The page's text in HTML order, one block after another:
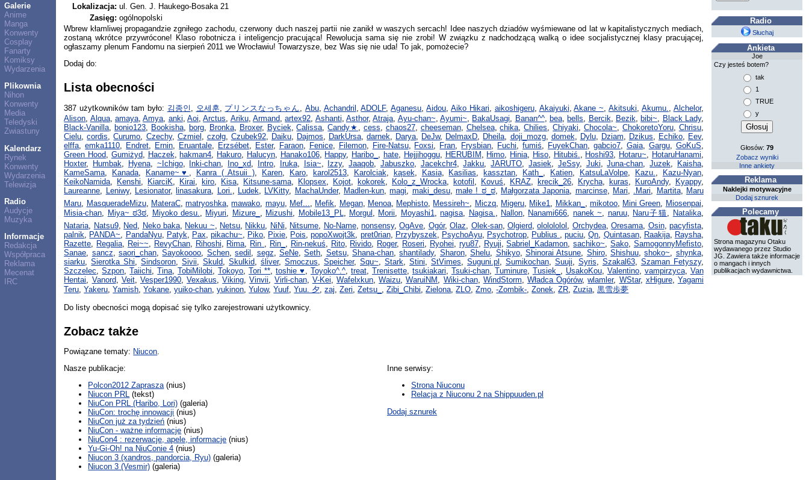
Galerie
Anime
Manga
Konwenty
Cosplay
Fanarty
Komiksy
Wydarzenia
Plikownia
Nihon
Konwenty
Media
Teledyski
Zwiastuny
Kalendarz
Rynek
Konwenty
Wydarzenia
Telewizja
Radio
Audycje
Muzyka
Informacje
Redakcja
Współpraca
Reklama
Mecenat
IRC
Lokalizacja: ul. Gen. J. Haukego-Bosaka 21
Zasięg: ogólnopolski
Wbrew kłamliwej propagandzie zgniłego zachodu, czerwony duch naszej partii nie zanikł w waszych sercach! Idee naszych dziadów wyśmiewane od lat w kapitalistycznych mediach,
zostaną wkrótce przywrócone! Klaso robotnicza i inteligencjo pracująca! Rewolucja sama się nie zrobi! W związku z nadchodzącą walką o idee socjalistycznej klasy pracującej,
ogłaszamy plenum Fandomu na sierpień 2011 we Wrocławiu! Towarzysze, bez Was się nie uda! To jak, pomożecie?
Dodaj do:
Lista obecności
387 użytkowników tam było: 김종인 오세훈 プリンスなっちゃん Abu, Achandril ,ADOLF,Aganesu ,Aidou Aiko Hikari aikoshigeru, Akaiyuki ,Akane ~ ,Akitsuki Akumu. Alchelor,
Alison Alqua, amaya,Amya anki Aoi ,Arctus Ariku, Armand,artex92 Ashanti Asthor,Atraja Ayu-chan~ Ayumi~ BakaUsagi Banan^^, bea,bells Bercik Bezik ,bibi~ Black Lady,
Black-Vanilla ,bonio123 Bookisha borg, Bronka, Broxer, Byciek ,Calissa ,Candy★ cess chaos27, cheeseman, Chelsea,chika ,Chilies ,Chiyaki ,Chocola~ ChokoretoYoru, Chrisu,
Cielu ,cordis ,Curumo Czechy, Czmiel czołg, Czubek92, Daiku, Dajmos DarkUrsa ,darnek Darya DeJw, DelmaxD Dheila doji_mozg, domek Dylu, Dziam Dzikus Echiko, Eev,
elffa ,emka1110 Endret Ernin Eruantale Erzsébet, Ester, Faraon, Fenice, Filemon, Fire-Natsu, Foxsi Fran Frysbian Fuchi ,fumiś FuyekChan gabcio7 Gaia, Gargu, GoKuS
Green Hood Gumiżyd, Haczek ,hakman4 Hakuro Halucyn, Hanako106, Happy, Haribo_ hate, Hejjihoggu, HERUBIM Himo Hinia Hiso, Hitubiś. Hoshi93 Hotaru~ HotaruHanami
Hoxter, Humbak Hyena, ~Ichigo, Inki-chan Ino_xd Intro Iruka, Isia~ Izzy,Jaaqob Jabuszko, Jacekchr4,Jakku ,JARUTO ,Jasiek JeSsy, Juki ,Juna-chan ,Juzek Kaisha,
KameSama
Kanada Kaname~♥ Kanra ( Atsuii ) Karen Karo karol2513, Karolciak kąsek Kasia, Kasilias ,kassztan Kath_ Katien KatsuLaVolpe, Kazu. Kazu-Nyan,
KeikoNamida
Kenshi KiarciK Kirai ,kiro Kisa Kitsune-sama Klopsex Kojot ,kokorek Kolo_z_Wrocka kotofil Kovuś KRAZ, krecik_26, Krycha, kuras KuroAndy, Kyappy,
Laureanne
Leniwy, Lesionator,linasakura Lori. Ludek LVKitty, MachaUnder, Madlen-kun,magi maki_desu, małe ! ಠ_ಠ, Małgorzata Japonia marcinse, Mari .Mari Martita, Maru
Maru
MasqueradeMizu, MateraC,matryoshka ,mawako mayu, Mef... Mefik Megan, Menoa, Mephisto Messireh~ Miczq, Migeru, Mike1 Mikkan_ mikotoo, Mini Green Miosenpai
Misia-chan
Miya~ ಠ3ಠ Miyoko desu. Miyuri Mizure_ Mizushi Mobile13_PL Morgul Morii Moyashi1 ,nagisa Nagisa. Nallon Nanami666 nanek ~ naruu, Naru子猫 Natalika,
Nataria
Natsu9, Ned Neko baka, Nekuu ~ Netsu Nikku NiNi Nitsume No-Name,nonsensy,OgAve Ogór,Olaz Olek-san, Olgierd,ololololol Orchydea,Oresama Osin, pacyfista,
palnik
PANDA~ PandaNyu, Patyk Pax pikachu~ Piko Pixie Pois ,popoXwojt3k pret0rian, Przybyszek PsychoAyu, Psychotrop, Publius ,puciu ,Qn Quintasan, Raakija, Raysha,
Razette
Regalia Rei~~ RevyChan, Rihoshi Rima Rin Rin_ Rin-nekuś Rito, Rivido Roger, Roseri Ryohei ryu87, Ryuji ,Sabriel_Kadamon ,sachiko~ ,Sako SamogonnyMefisto,
Sanae
sancz ,saori_chan ,Sayokoooo Schen,sedil segz SeNe,Seth Setsu,Shana-chan ,shantilady, Sharon,Shelu Shikyo, Shinorai Atsune Shiro,Shishuu ,shoko~ shynka,
siarku ,Sierotka Shi ,Sindsoron ,Sivii ,Skuld ,Skulkid ,śliver,Smoczus ,Speicher,Squ~ Stark Stini StVimes Suguni.pl Sumikochan, Suuji Syris Szakal63, Szaman Fetyszy,
Szczelec ,Szpon ,Taiichi ,Tina ,TobiMilobi ,Tokoyo ,Tori ** ,toshie ♥ Toyoko^.^, treat, Trenisette, tsukiakari Tsuki-chan, Tuminure, Tusiek_ UsakoKou, Valentino, vampirzyca, Van
Hentai
Vanord, Veit, Vesper1990,Vexakus ,Viking ,Vinvii Virli-chan, V-Kei ,Wafelxkun ,Waizu ,WaruiNM Wiki-chan, WindStorm Władca Ogórów,wlamler, WStar, xHigure, Yagami
Teru ,Yakeru ,Yamish ,Yokane ,yuiko-chan ,yukinon ,Yulow,Yuuf ,Yuu. 夕 ,zaj ,Zeri ,Zetsu_ ,Zibi_Chibi ,Zielona ,ZLO ,Zmo ,-Zombik- ,Zonek ,ZR ,Zuzia ,黒雪歩夢
Do listy obecności mogą dopisać się tylko zarejestrowani użytkownicy.
Zobacz także
Powiązane tematy: Niucon
Nasze publikacje:
Polcon2012 Zaprasza(nius)
Niucon PRL (tekst)
NiuCon PRL (Haribo, Lori) (galeria)
NiuCon: trochę innowacji (nius)
NiuCon już za tydzień (nius)
NiuCon - ważne informacje (nius)
NiuCon4 : rezerwacje, apele, informacje (nius)
Yu-Gi-Oh! na NiuConie 4 (nius)
Niucon 3 (xandros, pandorcia, Ryu) (galeria)
Niucon 3 (Vesmir) (galeria)
Inne serwisy:
Strona Niuconu
Relacja z Niuconu 2 na Shippuuden.pl
Dodaj sznurek
Radio
Słuchaj
Ankieta
Joe
Czy jesteś botem?
tak
1
TRUE
y
Głosów:79
Zobacz wyniki
Inne ankiety
Reklama
Naklejki motywacyjne
Dodaj sznurek
Polecamy
Strona magazynu Otaku
wydawanego przez Studio
JG. Zawiera także informacje
o mangach i innych
publikacjach wydawnictwa.